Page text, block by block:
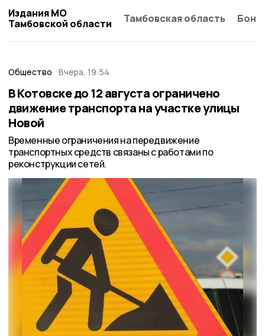
Издания МО
Тамбовской области
Тамбовская область
Общество Вчера, 19:54
В Котовске до 12 августа ограничено
движение транспорта на участке улицы
Новой
Временные ограничения на передвижение
транспортных средств связаны с работами по
реконструкции сетей.